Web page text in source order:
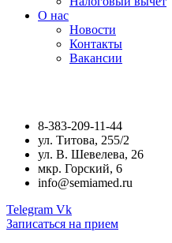
О нас
Новости
Контакты
Вакансии
8-383-209-11-44
ул. Титова, 255/2
ул. В. Шевелева, 26
мкр. Горский, 6
info@semiamed.ru
Telegram Vk
Записаться на прием